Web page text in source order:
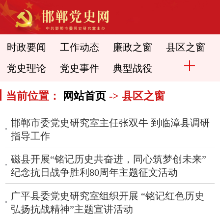
时政要闻 工作动态 廉政之窗 县区之窗
党史理论 党史事件 典型战役
当前位置： 网站首页 -> 县区之窗
邯郸市委党史研究室主任张双牛 到临漳县调研
指导工作
磁县开展“铭记历史共奋进，同心筑梦创未来”
纪念抗日战争胜利80周年主题征文活动
广平县委党史研究室组织开展 “铭记红色历史
弘扬抗战精神”主题宣讲活动